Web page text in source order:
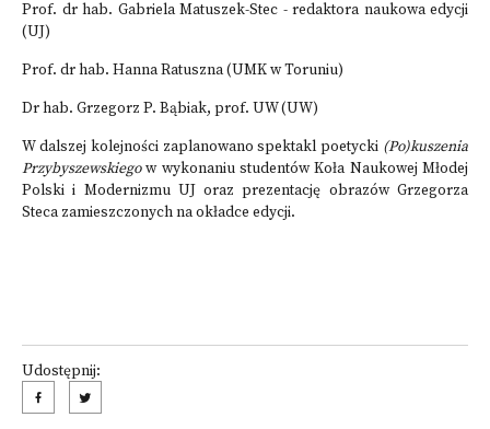
Prof. dr hab. Gabriela Matuszek-Stec - redaktora naukowa edycji
(UJ)
Prof. dr hab. Hanna Ratuszna (UMK w Toruniu)
Dr hab. Grzegorz P. Bąbiak, prof. UW (UW)
W dalszej kolejności zaplanowano spektakl poetycki (Po)kuszenia
Przybyszewskiegow wykonaniu studentów Koła Naukowej Młodej
Polski i Modernizmu UJ oraz prezentację obrazów Grzegorza
Steca zamieszczonych na okładce edycji.
Udostępnij: